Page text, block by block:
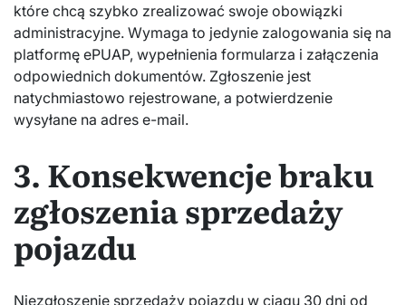
które chcą szybko zrealizować swoje obowiązki
administracyjne. Wymaga to jedynie zalogowania się na
platformę ePUAP, wypełnienia formularza i załączenia
odpowiednich dokumentów. Zgłoszenie jest
natychmiastowo rejestrowane, a potwierdzenie
wysyłane na adres e-mail.
3. Konsekwencje braku
zgłoszenia sprzedaży
pojazdu
Niezgłoszenie sprzedaży pojazdu w ciągu 30 dni od